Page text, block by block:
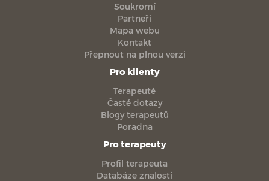
Soukromí
Partneři
Mapa webu
Kontakt
Přepnout na plnou verzi
Pro klienty
Terapeuté
Časté dotazy
Blogy terapeutů
Poradna
Pro terapeuty
Profil terapeuta
Databáze znalostí